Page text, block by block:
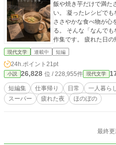
飯や焼き芋だけで満たされる日も
い。 凝ったレシピでもない。 それでも、忙しい
ささやかな食べ物が心
る。 そんな「なんでもないごはん」の時間を集めた、短編連
作集です。 疲
現代文学 連載中 短編
24h.ポイント 21pt
小説 26,828 位 / 228,955件 現代文学
短編集 仕事帰り 日常 一人暮ら
スーパー
疲れた夜 ほのぼの
最終